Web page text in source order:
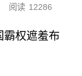
阅读 12286
霸权遮羞布